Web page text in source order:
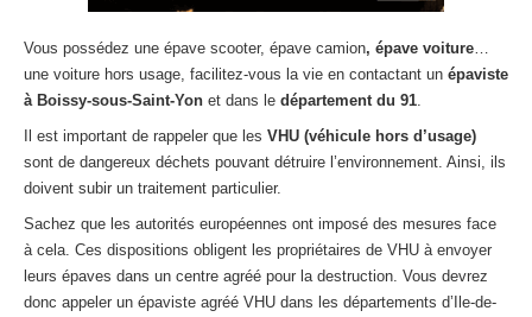
agréé VHU 94 : casse auto avec destruction
Centreagréé VHU 95 : casse auto avec destruction
DOCUMENTS À JOINDRE
RACHAT VÉHICULES
CONTACT
01 83 64 20 40
Vous possédez une épave scooter, épave camion, épave voiture…
une voiture hors usage, facilitez-vous la vie en contactant un épaviste
à Boissy-sous-Saint-Yon et dans le département du 91.
Il est important de rappeler que les VHU (véhicule hors d’usage)
sont de dangereux déchets pouvant détruire l’environnement. Ainsi, ils
doivent subir un traitement particulier.
Sachez que les autorités européennes ont imposé des mesures face
à cela. Ces dispositions obligent les propriétaires de VHU à envoyer
leurs épaves dans un centre agréé pour la destruction. Vous devrez
donc appeler un épaviste agréé VHU dans les départements d’Ile-de-